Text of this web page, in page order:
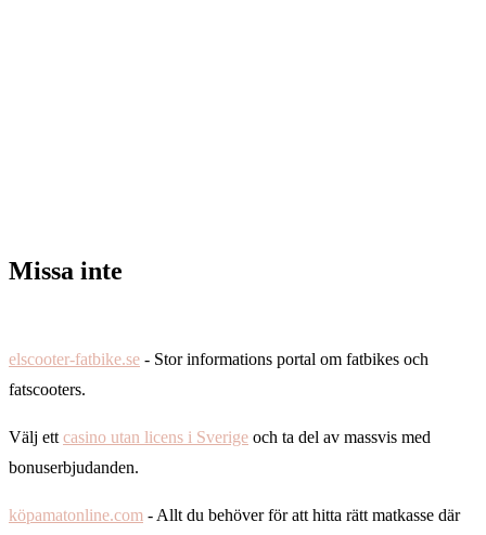
Missa inte
elscooter-fatbike.se - Stor informations portal om fatbikes och
fatscooters.
Välj ett casino utan licens i Sverige och ta del av massvis med
bonuserbjudanden.
köpamatonline.com - Allt du behöver för att hitta rätt matkasse där